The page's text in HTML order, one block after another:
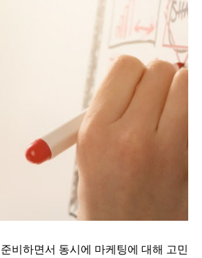
비하면서 동시에 마케팅에 대해 고민